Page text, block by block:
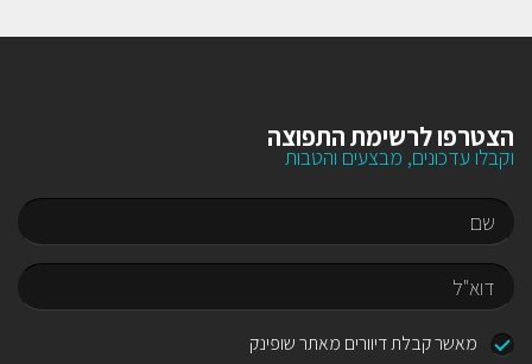
הצטרפו לרשימת התפוצה
וקבלו עדכונים, מבצעים והטבות
שם
דוא"למאשר קבלת דיוורים מאתר שופינק